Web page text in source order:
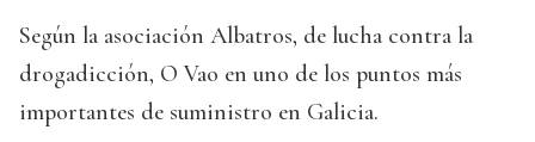
Según la asociación Albatros, de lucha contra la
drogadicción, O Vao en uno de los puntos más
importantes de suministro en Galicia.